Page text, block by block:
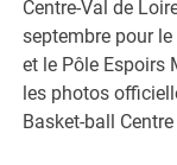
Centre-Val de
septembre pour
et le Pôle Espoirs
les photos
Basket-ball